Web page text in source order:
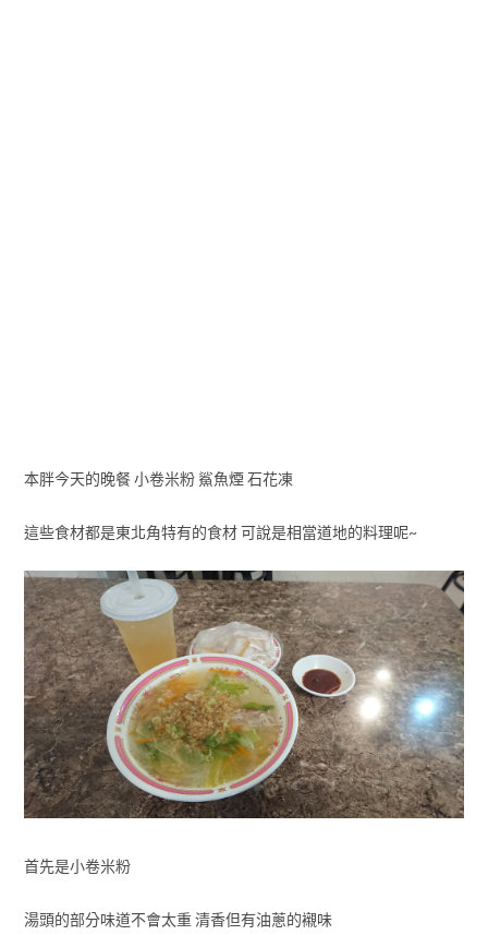
本胖今天的晚餐 小卷米粉 鯊魚煙 石花凍
這些食材都是東北角特有的食材 可說是相當道地的料理呢~
首先是小卷米粉
湯頭的部分味道不會太重 清香但有油蔥的襯味